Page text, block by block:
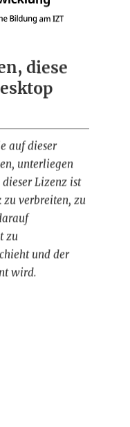
diese
auf dieser
unterliegen
dieser Lizenz ist
zu verbreiten, zu
zu
und der
wird.